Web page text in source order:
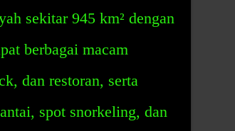
sekitar 945 km² dengan
berbagai macam
dan restoran, serta
spot snorkeling, dan